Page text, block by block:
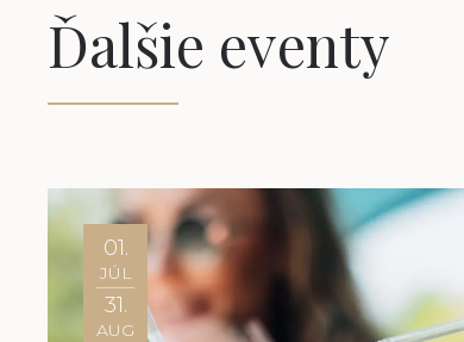
Ďalšie eventy
01.
JÚL
31.
AUG